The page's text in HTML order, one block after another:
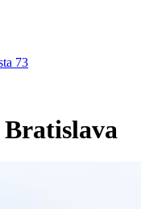
73
Bratislava